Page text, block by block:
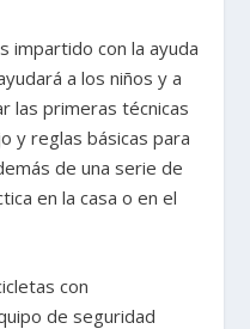
impartido con la ayuda
a los niños y a
las primeras técnicas
y reglas básicas para
de una serie de
en la casa o en el
con
de seguridad